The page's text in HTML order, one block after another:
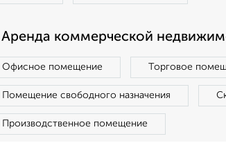
Аренда коммерческой
Офисное помещение Торговое
Помещение свободного назначения
Производственное помещение